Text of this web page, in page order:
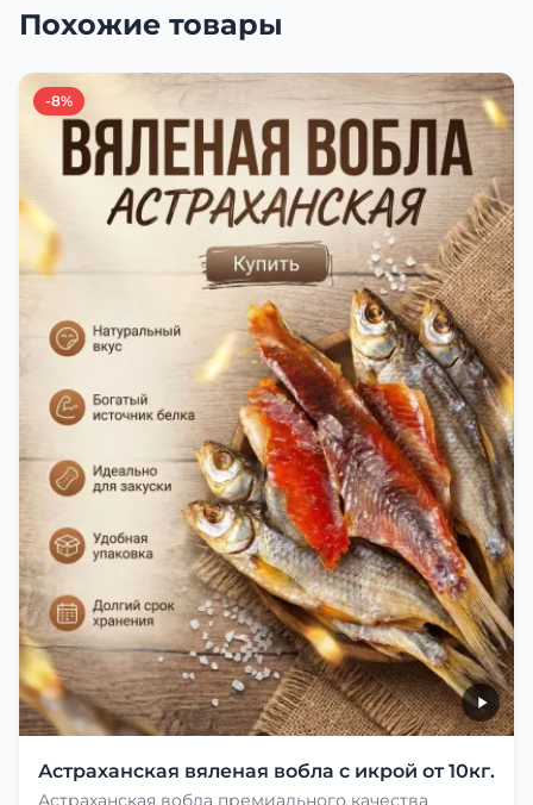
Похожие товары
-8%
Астраханская вяленая вобла с икрой от 10кг.
Астраханская вобла премиального качества